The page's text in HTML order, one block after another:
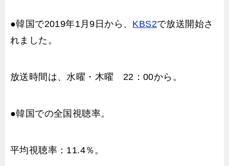
●韓国で2019年1月9日から、 KBS2で放送開始さ
れました。
放送時間は、水曜・木曜 22：00から。
●韓国での全国視聴率。
平均視聴率：11.4％。